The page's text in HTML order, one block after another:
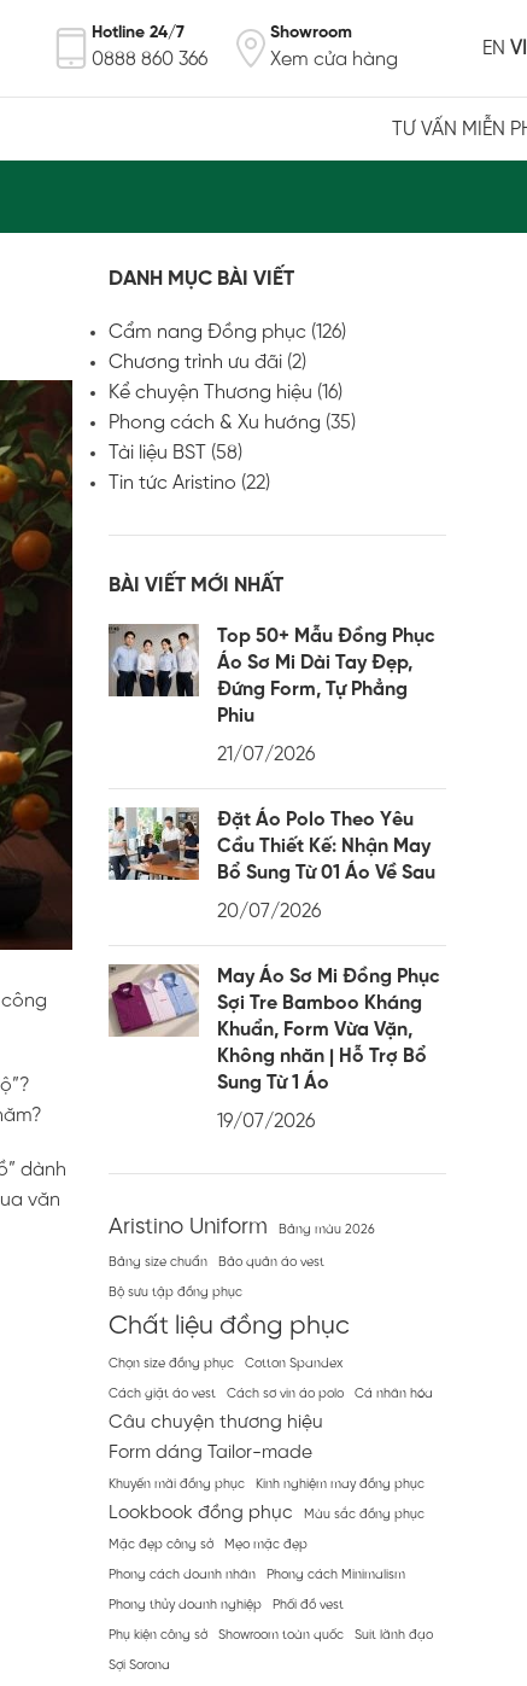
Hotline 24/7
0888 860 366
Showroom
Xem cửa hàng
EN VI
TƯ VẤN MIỄN
dành
văn
DANH MỤC BÀI VIẾT
Cẩm nang Đồng phục (126)
Chương trình ưu đãi(2)
Kể chuyện Thương hiệu (16)
Phong cách & Xu hướng (35)
Tài liệu BST
(58)
Tin tức Aristino (22)
BÀI VIẾT MỚI NHẤT
Top 50+ Mẫu Đồng Phục
Áo Sơ Mi Dài Tay Đẹp,
Đứng Form, Tự Phẳng
Phiu
21/07/2026
Đặt Áo Polo Theo Yêu
Cầu Thiết Kế: Nhận May
Bổ Sung Từ 01 Áo Về Sau
20/07/2026
May Áo Sơ Mi Đồng Phục
Sợi Tre Bamboo Kháng
Khuẩn, Form Vừa Vặn,
Không nhăn | Hỗ Trợ Bổ
Sung Từ 1 Áo
19/07/2026
Aristino Uniform Bảng màu 2026
Bảng size chuẩn Bảo quản áo vest
Bộ sưu tập đồng phục
Chất liệu đồng phục
Chọn size đồng phục Cotton Spandex
Cách giặt áo vest Cách sơ vin áo polo Cá nhân hóa
Câu chuyện thương hiệu
Form dáng Tailor-made
Khuyến mãi đồng phục Kinh nghiệm may đồng phục
Lookbook đồng phục Màu sắc đồng phục
Mặc đẹp công sở Mẹo mặc đẹp
Phong cách doanh nhân Phong cách Minimalism
Phong thủy doanh nghiệp Phối đồ vest
Phụ kiện công sở Showroom toàn quốc Suit lãnh đạo
Sợi Sorona